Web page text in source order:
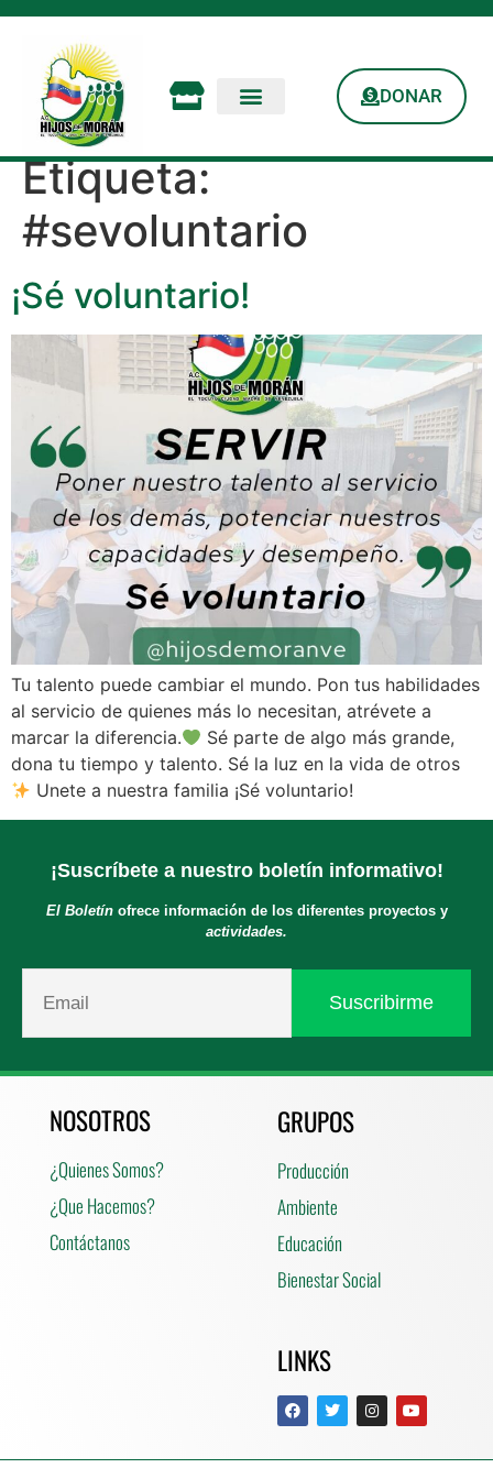
DONAR
Etiqueta:
#sevoluntario
¡Sé voluntario!
Tu talento puede cambiar el mundo. Pon tus habilidades
al servicio de quienes más lo necesitan, atrévete a
marcar la diferencia.
Sé parte de algo más grande,
dona tu tiempo y talento. Sé la luz en la vida de otros
Unete a nuestra familia ¡Sé voluntario!
¡Suscríbete a nuestro boletín informativo!
El Boletínofrece información de los diferentes proyectos y
actividades.
NOSOTROS
¿Quienes Somos?
¿Que Hacemos?
Contáctanos
GRUPOS
Producción
Ambiente
Educación
Bienestar Social
LINKS